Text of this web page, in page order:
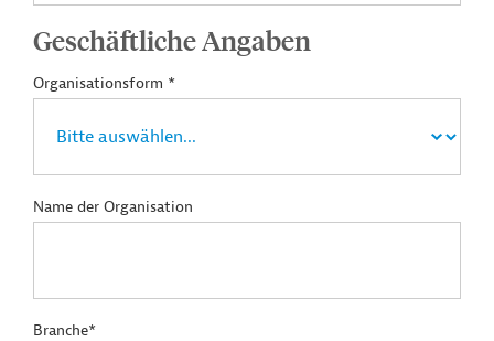
Geschäftliche Angaben
Organisationsform *
Name der Organisation
Branche*